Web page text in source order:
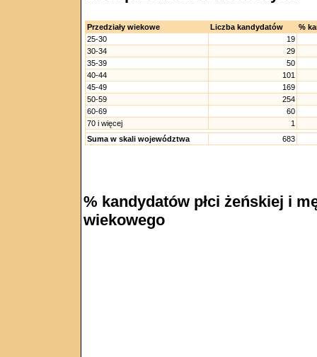
Przedziały wiekowe Liczba kandydatów
%
25-30
19
30-34
29
35-39
50
40-44
101
45-49
169
50-59
254
60-69
60
70 i więcej
1
Suma w skali województwa
683
% kandydatów płci żeńskiej i
wiekowego